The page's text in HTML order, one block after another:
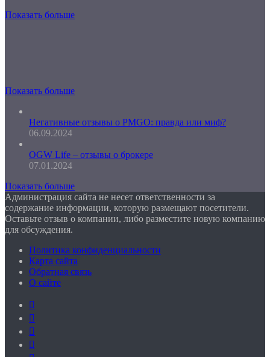
Показать больше
Показать больше
Негативные отзывы о PMGO: правда или миф?
06.09.2024
OGW Life – отзывы о брокере
07.01.2024
Показать больше
Администрация сайта не несет ответственности за
содержание информации, которую размещают посетители.
Оставьте отзыв о компании, либо разместите новую компанию
для обсуждения.
Политика конфиденциальности
Карта сайта
Обратная связь
О сайте